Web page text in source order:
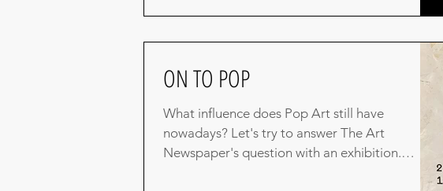
ON TO POP
What influence does Pop Art still have
nowadays? Let's try to answer The Art
Newspaper's question with an exhibition.